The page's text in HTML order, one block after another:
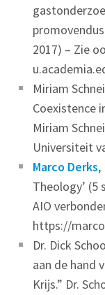
2017) – Zie
Miriam
Coexistence
Miriam
Universiteit
Marco Derks,
Theology’ (5
AIO
https://
Dr. Dick
aan de hand
Krijs.” Dr.